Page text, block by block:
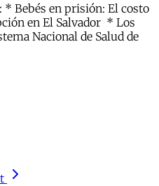
* Bebés en prisión: El costo
en El Salvador * Los
Nacional de Salud de